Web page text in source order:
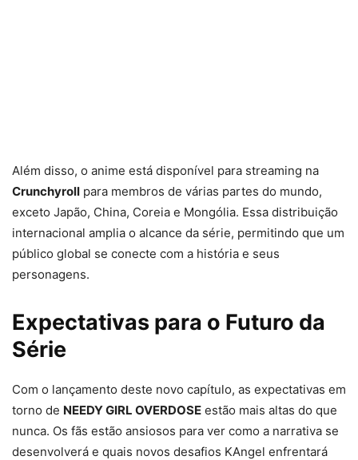
Além disso, o anime está disponível para streaming na
Crunchyroll para membros de várias partes do mundo,
exceto Japão, China, Coreia e Mongólia. Essa distribuição
internacional amplia o alcance da série, permitindo que um
público global se conecte com a história e seus
personagens.
Expectativas para o Futuro da
Série
Com o lançamento deste novo capítulo, as expectativas em
torno de NEEDY GIRL OVERDOSE estão mais altas do que
nunca. Os fãs estão ansiosos para ver como a narrativa se
desenvolverá e quais novos desafios KAngel enfrentará